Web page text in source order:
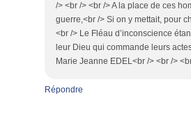
/> <br /> <br /> A la place de ces
guerre,<br /> Si on y mettait, pour
<br /> Le Fléau d’inconscience
leur Dieu qui commande leurs
Marie Jeanne EDEL<br /> <br />
Répondre